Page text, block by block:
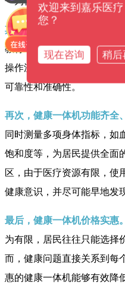
其次，健康一体机使用简单
教育水平较低，使用健康一
操作流程简单易懂。且测量
可靠性和准确性。
再次，健康一体机功能齐全、
同时测量多项身体指标，如
饱和度等，为居民提供全面
区，由于医疗资源有限，使
健康意识，并尽可能早地发
最后，健康一体机价格实惠。
为有限，居民往往只能选择
而，健康问题直接关系到每
惠的健康一体机能够有效降
欢迎来到嘉乐医
您？
现在咨询 稍后